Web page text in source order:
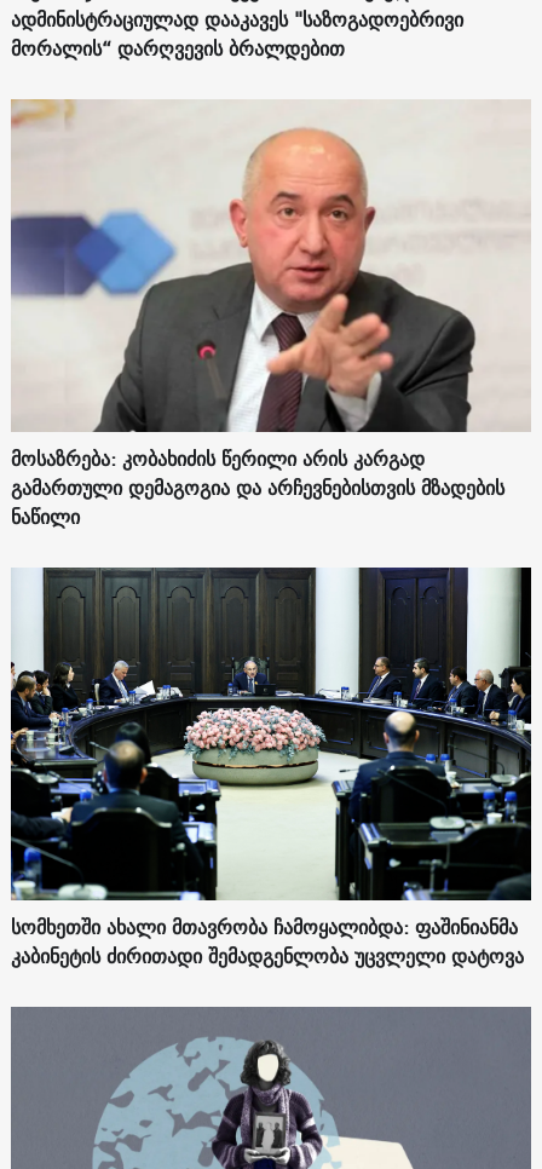
ადმინისტრაციულად დააკავეს "საზოგადოებრივი
მორალის“ დარღვევის ბრალდებით
მოსაზრება: კობახიძის წერილი არის კარგად
გამართული დემაგოგია და არჩევნებისთვის მზადების
ნაწილი
სომხეთში ახალი მთავრობა ჩამოყალიბდა: ფაშინიანმა
კაბინეტის ძირითადი შემადგენლობა უცვლელი დატოვა